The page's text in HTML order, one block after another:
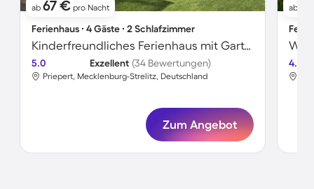
ab 67 € pro Nacht
Ferienhaus ∙ 4 Gäste ∙ 2 Schlafzimmer
Kinderfreundliches Ferienhaus mit Garten, Grill und Terrasse | Seeblick
5.0 Exzellent (34 Bewertungen)
Priepert, Mecklenburg-Strelitz, Deutschland
Zum Angebot
ab
4.6